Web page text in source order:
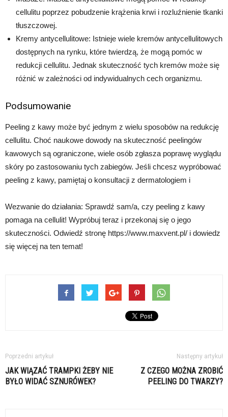
cellulitu poprzez pobudzenie krążenia krwi i rozluźnienie tkanki
tłuszczowej.
Kremy antycellulitowe: Istnieje wiele kremów antycellulitowych
dostępnych na rynku, które twierdzą, że mogą pomóc w
redukcji cellulitu. Jednak skuteczność tych kremów może się
różnić w zależności od indywidualnych cech organizmu.
Podsumowanie
Peeling z kawy może być jednym z wielu sposobów na redukcję
cellulitu. Choć naukowe dowody na skuteczność peelingów
kawowych są ograniczone, wiele osób zgłasza poprawę wyglądu
skóry po zastosowaniu tych zabiegów. Jeśli chcesz wypróbować
peeling z kawy, pamiętaj o konsultacji z dermatologiem i
Wezwanie do działania: Sprawdź sam/a, czy peeling z kawy
pomaga na cellulit! Wypróbuj teraz i przekonaj się o jego
skuteczności. Odwiedź stronę https://www.maxvent.pl/ i dowiedz
się więcej na ten temat!
Poprzedni artykuł
JAK WIĄZAĆ TRAMPKI ŻEBY NIE
BYŁO WIDAĆ SZNURÓWEK?
Następny artykuł
Z CZEGO MOŻNA ZROBIĆ
PEELING DO TWARZY?